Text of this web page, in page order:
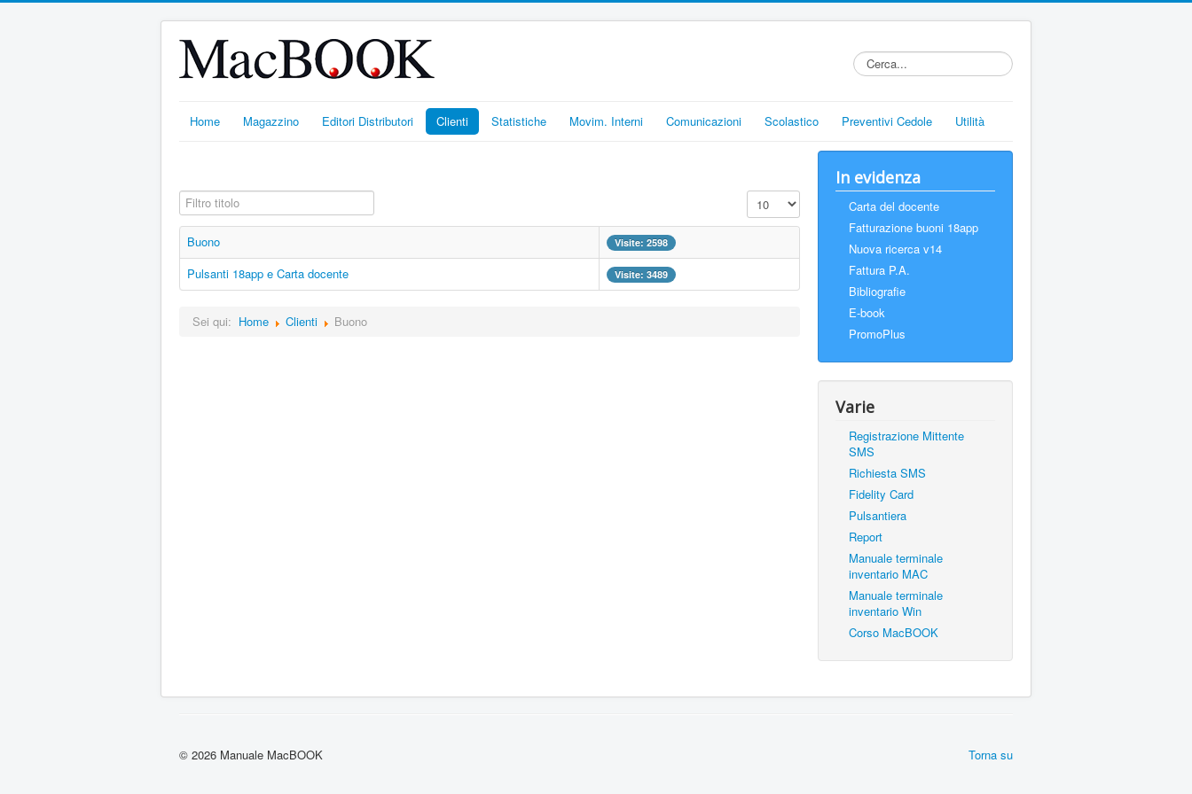
Home Magazzino Editori Distributori Clienti Statistiche Movim. Interni Comunicazioni Scolastico Preventivi Cedole Utilità
Filtro titolo Visualizza n.
Buono Visite: 2598
Pulsanti 18app e Carta docente Visite: 3489
Sei qui: Home Clienti Buono
In evidenza
Carta del docente
Fatturazione buoni 18app
Nuova ricerca v14
Fattura P.A.
Bibliografie
E-book
PromoPlus
Varie
Registrazione Mittente
SMS
Richiesta SMS
Fidelity Card
Pulsantiera
Report
Manuale terminale
inventario MAC
Manuale terminale
inventario Win
Corso MacBOOK
Torna su
© 2026 Manuale MacBOOK